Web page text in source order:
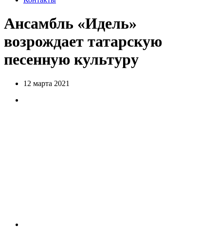
Ансамбль «Идель»
возрождает татарскую
песенную культуру
12 марта 2021